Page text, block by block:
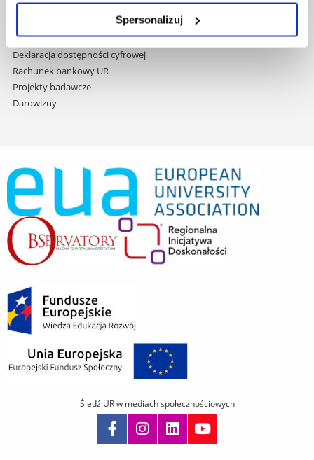
Spersonalizuj
Wynajem sal
Dane kontaktowe
Deklaracja dostępności cyfrowej
Rachunek bankowy UR
Projekty badawcze
Darowizny
Śledź UR w mediach społecznościowych